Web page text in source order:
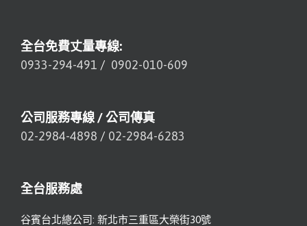
全台免費丈量專線:
0933-294-491 / 0902-010-609
公司服務專線 / 公司傳真
02-2984-4898 / 02-2984-6283
全台服務處
谷賓台北總公司: 新北市三重區大榮街30號